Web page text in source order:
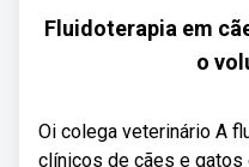
Fluidoterapia em
o
Oi colega veterinário A
clínicos de cães e gatos